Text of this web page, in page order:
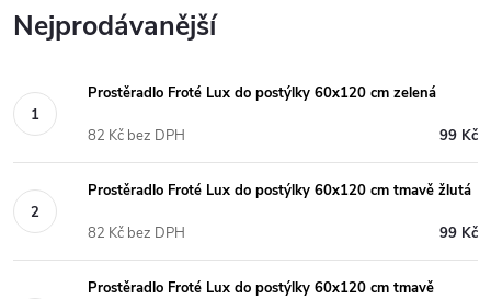
Nejprodávanější
Prostěradlo Froté Lux do postýlky 60x120 cm zelená
99 Kč
82 Kč bez DPH
Prostěradlo Froté Lux do postýlky 60x120 cm tmavě žlutá
99 Kč
82 Kč bez DPH
Prostěradlo Froté Lux do postýlky 60x120 cm tmavě